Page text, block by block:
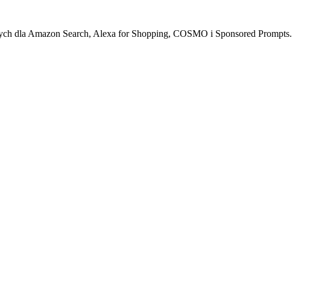
dla Amazon Search, Alexa for Shopping, COSMO i Sponsored Prompts.